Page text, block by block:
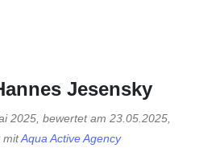
Jesensky
2025, bewertet am 23.05.2025,
mitAqua Active Agency